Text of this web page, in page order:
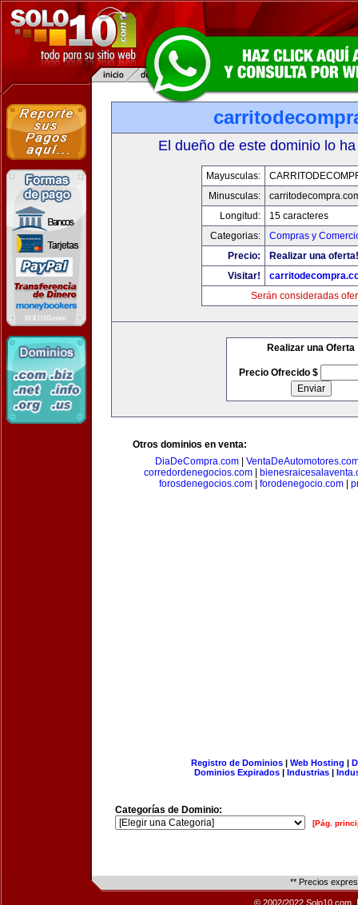
El dueño de este dominio lo
Mayusculas:
Minusculas:
Longitud:
15 caracteres
Categorias:
Compras y
Precio:
Realizar una oferta!
Visitar!
Serán consideradas
Realizar una Oferta
Precio Ofrecido $
Otros dominios en venta:
DiaDeCompra.com|
corredordenegocios.com
forosdenegocios.com
forodenegocio.com
Registro de Dominios| Web Hosting |
Dominios Expirados | Industrias |
Categorías de Dominio:
[Pág.
** Precios
© 2002/2022 Solo10.com